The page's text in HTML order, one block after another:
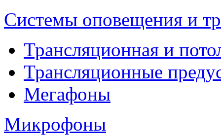
Системы оповещения и
Трансляционная и
Трансляционные
Мегафоны
Микрофоны